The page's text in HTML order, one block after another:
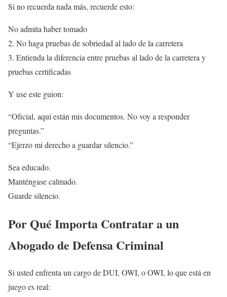
Si no recuerda nada más, recuerde esto:
No admita haber tomado
2. No haga pruebas de sobriedad al lado de la carretera
3. Entienda la diferencia entre pruebas al lado de la carretera y
pruebas certificadas
Y use este guion:
“Oficial, aquí están mis documentos. No voy a responder
preguntas.”
“Ejerzo mi derecho a guardar silencio.”
Sea educado.
Manténgase calmado.
Guarde silencio.
Por Qué Importa Contratar a un
Abogado de Defensa Criminal
Si usted enfrenta un cargo de DUI, OWI, o OWI, lo que está en
juego es real: